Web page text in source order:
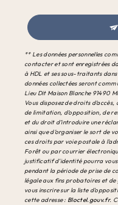
** Les données personnelles
contacter et sont enregistrées
à HDL et ses sous-traitants
données collectées seront
Lieu Dit Maison Blanche 91490
Vous disposez de droits
de limitation, d’opposition, de
et du droit d’introduire une
ainsi que d’organiser le sort de
ces droits par voie postale à
Forêt ou par courrier
justificatif d'identité pourra vous
pendant la période de prise de
légale aux fins probatoires et de
vous inscrire sur la liste
cette adresse : Bloctel.gouv.fr.